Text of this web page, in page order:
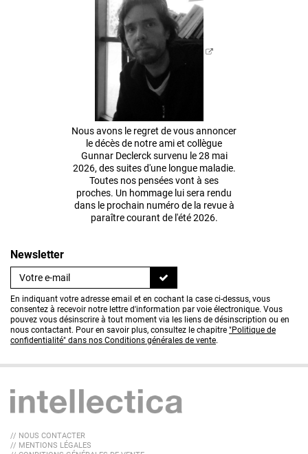
Nous avons le regret de vous annoncer
le décès de notre ami et collègue
Gunnar Declerck survenu le 28 mai
2026, des suites d'une longue maladie.
Toutes nos pensées vont à ses
proches. Un hommage lui sera rendu
dans le prochain numéro de la revue à
paraître courant de l'été 2026.
Newsletter
En indiquant votre adresse email et en cochant la case ci-dessus, vous
consentez à recevoir notre lettre d'information par voie électronique. Vous
pouvez vous désinscrire à tout moment via les liens de désinscription ou en
nous contactant. Pour en savoir plus, consultez le chapitre "Politique de
confidentialité" dans nos Conditions générales de vente.
// NOUS CONTACTER
// MENTIONS LÉGALES